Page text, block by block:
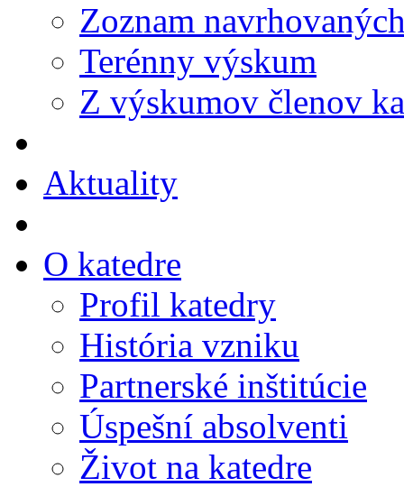
Zoznam
Terénny výskum
Z výskumov členov
Aktuality
O katedre
Profil katedry
História vzniku
Partnerské inštitúcie
Úspešní absolventi
Život na katedre